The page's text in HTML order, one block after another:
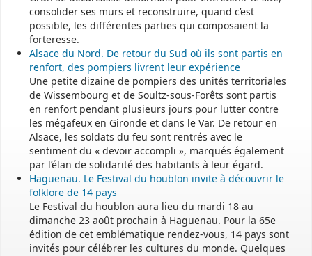
consolider ses murs et reconstruire, quand c’est
possible, les différentes parties qui composaient la
forteresse.
Alsace du Nord. De retour du Sud où ils sont partis en
renfort, des pompiers livrent leur expérience
Une petite dizaine de pompiers des unités territoriales
de Wissembourg et de Soultz-sous-Forêts sont partis
en renfort pendant plusieurs jours pour lutter contre
les mégafeux en Gironde et dans le Var. De retour en
Alsace, les soldats du feu sont rentrés avec le
sentiment du « devoir accompli », marqués également
par l’élan de solidarité des habitants à leur égard.
Haguenau. Le Festival du houblon invite à découvrir le
folklore de 14 pays
Le Festival du houblon aura lieu du mardi 18 au
dimanche 23 août prochain à Haguenau. Pour la 65e
édition de cet emblématique rendez-vous, 14 pays sont
invités pour célébrer les cultures du monde. Quelques